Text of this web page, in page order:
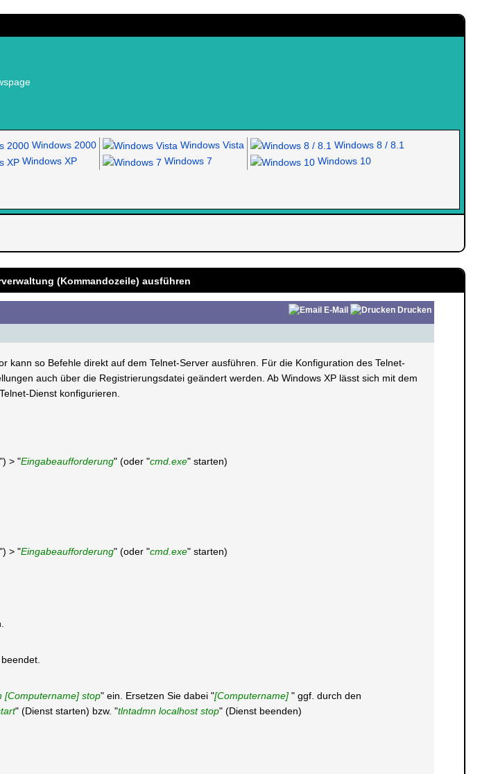
Windows 2000
Windows XP
Windows Vista
Windows 7
Windows 8 / 8.1
Windows 10
(Kommandozeile) ausführen
E-Mail Drucken
so Befehle direkt auf dem Telnet-Server ausführen. Für die Konfiguration des Telnet-
auch über die Registrierungsdatei geändert werden. Ab Windows XP lässt sich mit dem
Dienst konfigurieren.
") > "Eingabeaufforderung" (oder "cmd.exe" starten)
") > "Eingabeaufforderung" (oder "cmd.exe" starten)
[Computername] stop" ein. Ersetzen Sie dabei "[Computername] " ggf. durch den
" (Dienst starten) bzw. "tlntadmn localhost stop" (Dienst beenden)